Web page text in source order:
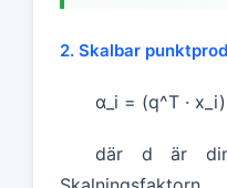
2. Skalbar
α_i = (q^T ·
där d är